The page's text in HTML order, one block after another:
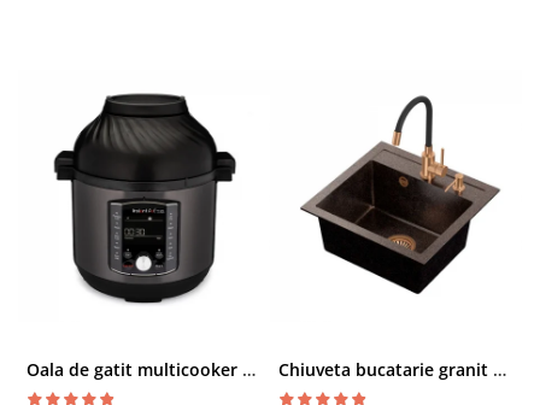
Oala de gatit multicooker 11 functii Instant Pot Pro Crisp 8 + Air Fryer 7.6 lt Chiuveta bucatarie granit cu finisaj negru perlat/cupru Steingran Art Copper cu dozator si baterie Quadron